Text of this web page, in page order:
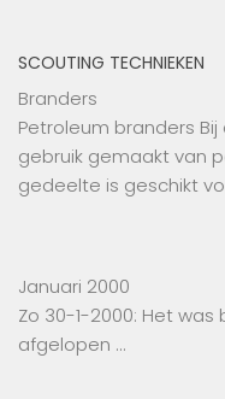
SCOUTING TECHNIEKEN
Branders
Petroleum branders
gebruik gemaakt van
gedeelte is geschikt
Januari 2000
Zo 30-1-2000: Het
afgelopen …